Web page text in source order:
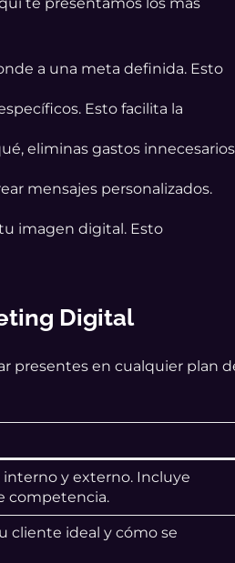
a una meta definida. Esto
Esto facilita la
eliminas gastos
mensajes personalizados.
imagen digital. Esto
Digital
presentes en cualquier plan
y externo. Incluye
competencia.
cliente ideal y cómo se